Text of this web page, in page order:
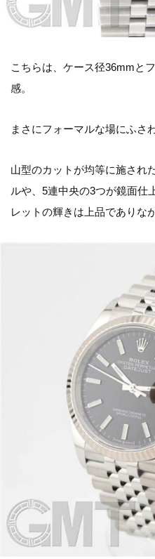
こちらは、ケース径36mmと
感。
まさにフォーマルな場にふさ
山型のカットが均等に施され
ルや、5連中央の3つが鏡面仕
レットの輝きは上品でありな